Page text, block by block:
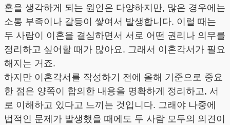
혼을 생각하게 되는 원인은 다양하지만, 많은 경우에는
소통 부족이나 갈등이 쌓여서 발생합니다. 이럴 때는
두 사람이 이혼을 결심하면서 서로 어떤 권리나 의무를
정리하고 싶어할 때가 많아요. 그래서 이혼각서가 필요
해지는 거죠.
하지만 이혼각서를 작성하기 전에 올해 기준으로 중요
한 점은 양쪽이 합의한 내용을 명확하게 정리하고, 서
로 이해하고 있다고 느끼는 것입니다. 그래야 나중에
법적인 문제가 발생했을 때에도 두 사람 모두의 의견이